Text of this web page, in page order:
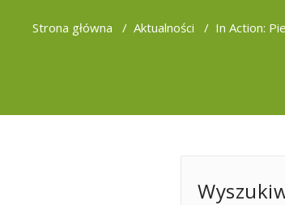
Strona główna / Aktualności / In Action: